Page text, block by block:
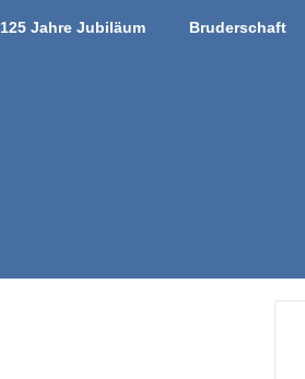
125 Jahre Jubiläum Bruderschaft